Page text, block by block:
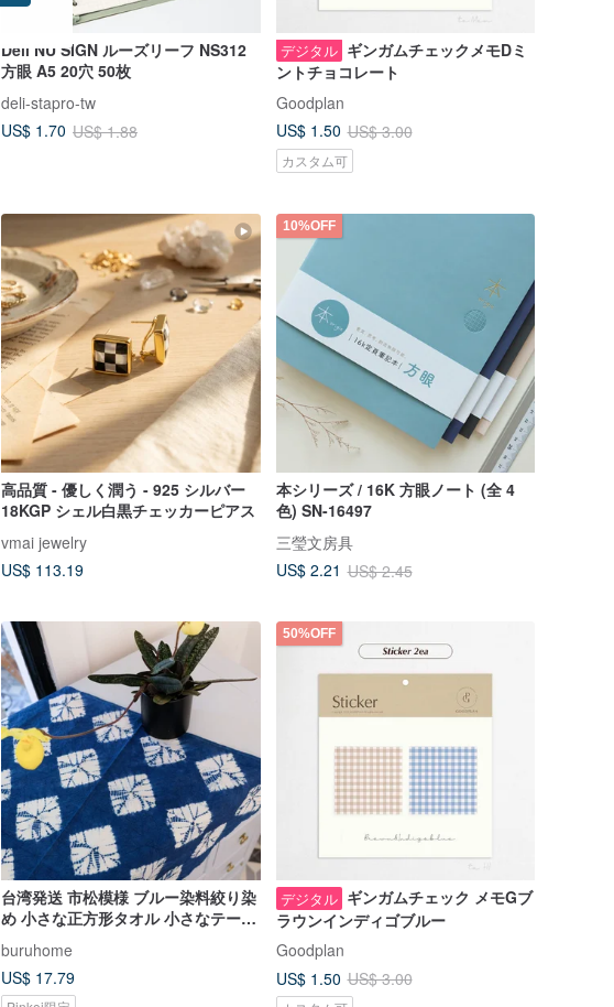
Deli NU SIGN ルーズリーフ NS312
方眼 A5 20穴 50枚
deli-stapro-tw
US$ 1.70 US$ 1.88
デジタル ギンガムチェックメモDミ
ントチョコレート
Goodplan
US$ 1.50 US$ 3.00
カスタム可
高品質 - 優しく潤う - 925 シルバー
18KGP シェル白黒チェッカーピアス
vmai jewelry
US$ 113.19
10%OFF
本シリーズ / 16K 方眼ノート (全 4
色) SN-16497
三瑩文房具
US$ 2.21 US$ 2.45
台湾発送 市松模様 ブルー染料絞り染
め 小さな正方形タオル 小さなテーブ
ルクロス 小さなカバータオル 多機能
風呂敷 クリスマスギフト
buruhome
US$ 17.79
50%OFF
デジタル ギンガムチェック メモGブ
ラウンインディゴブルー
Goodplan
US$ 1.50 US$ 3.00